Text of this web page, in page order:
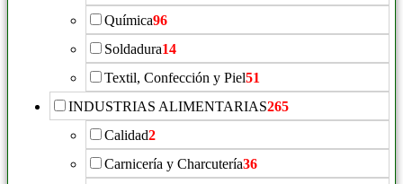
Química96
Soldadura14
Textil, Confección y Piel51
INDUSTRIAS ALIMENTARIAS265
Calidad2
Carnicería y Charcutería36